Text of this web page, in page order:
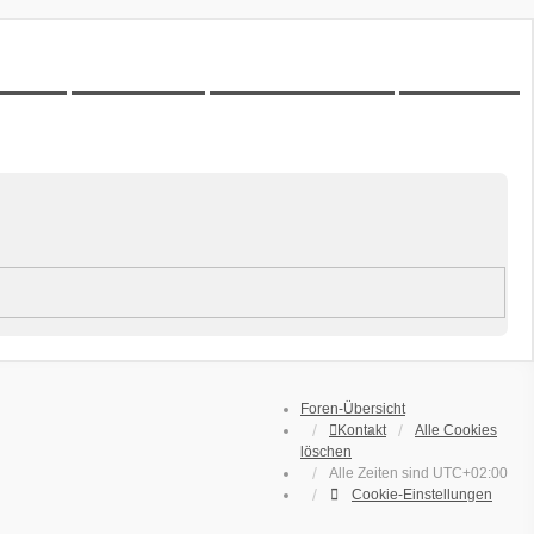
Foren-Übersicht
Kontakt
Alle Cookies
löschen
Alle Zeiten sind UTC+02:00
Cookie-Einstellungen